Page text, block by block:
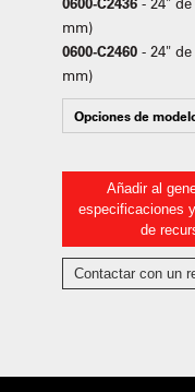
mm)
0600-C2460- 24" de
mm)
Opciones de
Añadir al
especificaciones
de
Contactar con un